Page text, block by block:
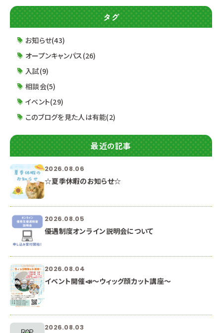
ント☆ ☑最新パンフレット先行配布！！ ☑就職実績
最新情報＆2024年度入試制度公開！！ ☑初めて
オープンキャンパスに参加する方も安心♪ 体験授
業
タグ
お知らせ(43)
オープンキャンパス(26)
入試(9)
相談会(5)
イベント(29)
このブログを見た人は有能(2)
最近の記事
2026.08.06
☆夏季休暇のお知らせ☆
2026.08.05
優遇制度オンライン説明会について
2026.08.04
イベント開催📣～ウィッグ顔カット講座～
2026.08.03